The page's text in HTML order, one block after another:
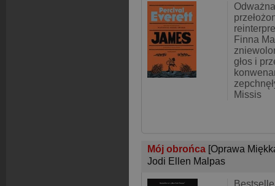
Finna
głos i
Missis
Mój obrońca [Oprawa
Jodi Ellen Malpas